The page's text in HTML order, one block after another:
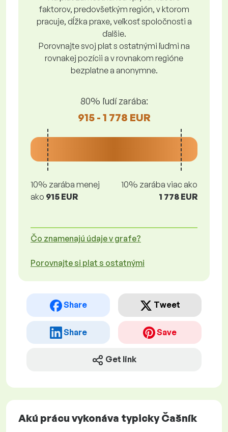
faktorov, predovšetkým región, v ktorom
pracuje, dĺžka praxe, veľkosť spoločnosti a
ďalšie.
Porovnajte svoj plat s ostatnými ľuďmi na
rovnakej pozícii a v rovnakom regióne
bezplatne a anonymne.
80% ľudí zarába:
915 - 1 778 EUR
10% zarába menej
ako 915 EUR
10% zarába viac ako
1 778 EUR
Čo znamenajú údaje v grafe?
Porovnajte si plat s ostatnými
Share Tweet
Share Save
Get link
Akú prácu vykonáva typicky Čašník